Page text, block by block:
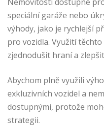
speciální garáže nebo
výhody, jako je rychlejší
pro vozidla. Využití
zjednodušit hraní a
Abychom plně využili
exkluzivních vozidel a
dostupnými, protože
strategii.